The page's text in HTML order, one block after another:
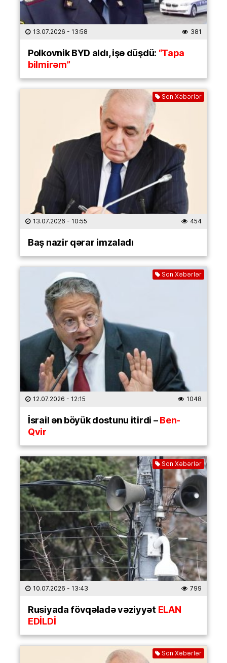
13.07.2026 - 13:58 381
Polkovnik BYD aldı, işə düşdü: “Tapa
bilmirəm”
Son Xəbərlər
13.07.2026 - 10:55 454
Baş nazir qərar imzaladı
Son Xəbərlər
12.07.2026 - 12:15 1048
İsrail ən böyük dostunu itirdi –Ben-
Qvir
Son Xəbərlər
10.07.2026 - 13:43 799
Rusiyada fövqəladə vəziyyət ELAN
EDİLDİ
Son Xəbərlər